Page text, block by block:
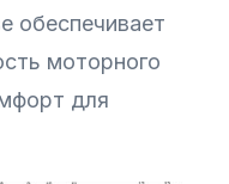
обеспечивает
моторного
для